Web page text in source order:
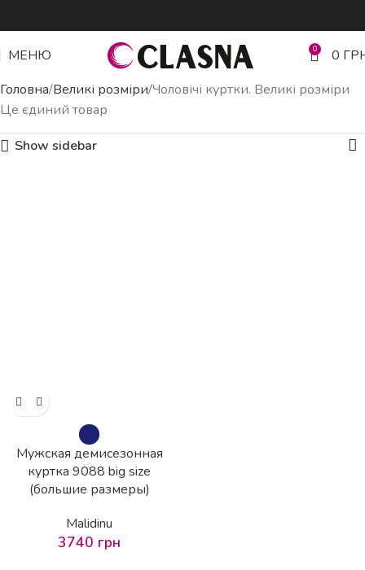
МЕНЮ 0 0
Головна Великі розміри Чоловічі куртки. Великі розміри
Це єдиний товар
Show sidebar
Мужская демисезонная
куртка 9088 big size
(большие размеры)
Malidinu
3740 грн